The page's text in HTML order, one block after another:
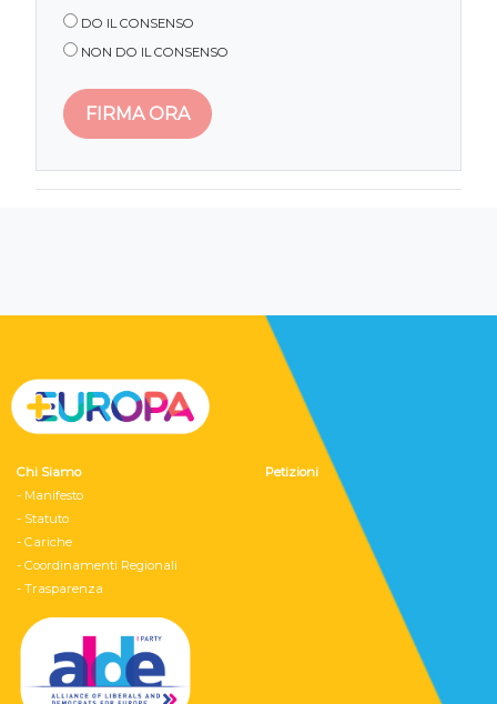
DO IL CONSENSO
NON DO IL CONSENSO
Chi Siamo
- Manifesto
- Statuto
- Cariche
- Coordinamenti Regionali
- Trasparenza
Petizioni